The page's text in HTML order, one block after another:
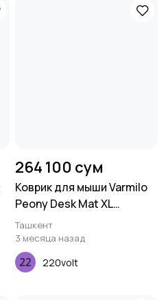
264 100 сум
Коврик для мыши Varmilo
Peony Desk Mat XL
(900х400х3мм)
Ташкент
3 месяца назад
220volt